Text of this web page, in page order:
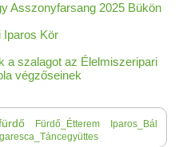
Asszonyfarsang 2025 Bükön
Iparos Kör
a szalagot az Élelmiszeripari
végzőseinek
Fürdő_Étterem
Iparos_Bál